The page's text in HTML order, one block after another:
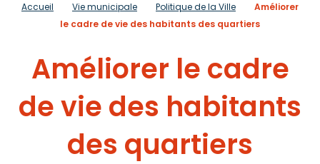
Accueil Vie municipale Politique de la Ville
Améliorer
le cadre de vie des habitants des quartiers
Améliorer le cadre
de vie des habitants
des quartiers